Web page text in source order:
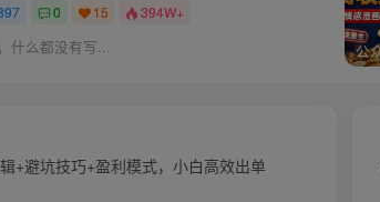
0 15 394W+
什么都没有写...
+避坑技巧+盈利模式，小白高效出单